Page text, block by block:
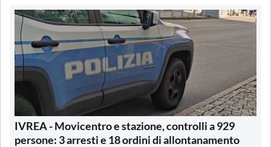
IVREA - Movicentro e stazione, controlli a 929
persone: 3 arresti e 18 ordini di allontanamento